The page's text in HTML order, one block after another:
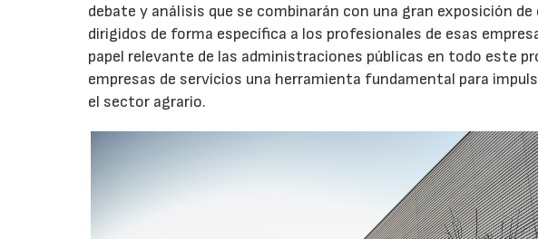
debate y análisis que se combinarán con una gran exposición
dirigidos de forma específica a los profesionales de esas
papel relevante de las administraciones públicas en todo este
empresas de servicios una herramienta fundamental para
el sector agrario.